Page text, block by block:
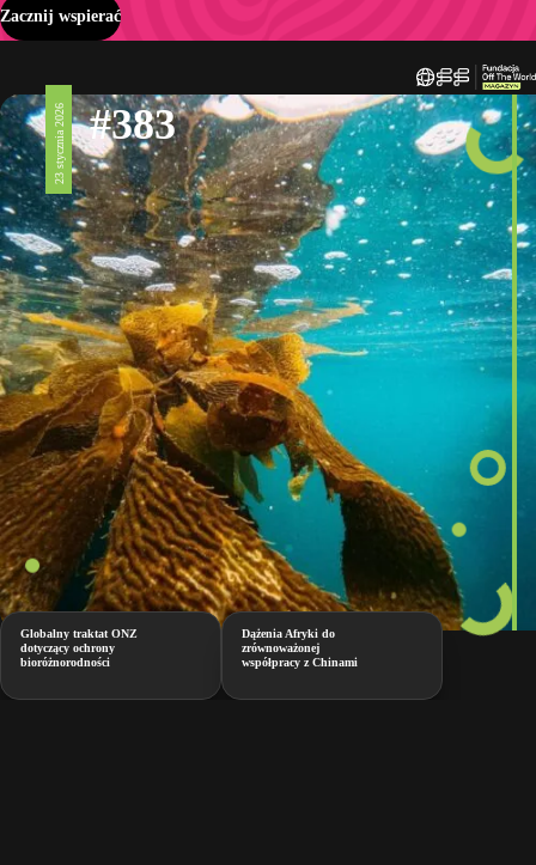
Zacznij wspierać
23 stycznia 2026 #383
Globalny traktat ONZ
dotyczący ochrony
bioróżnorodności
Dążenia Afryki do
zrównoważonej
współpracy z Chinami